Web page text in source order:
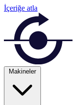
İçeriğe atla
Makineler